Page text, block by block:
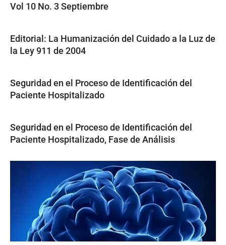
Vol 10 No. 3 Septiembre
Editorial: La Humanización del Cuidado a la Luz de
la Ley 911 de 2004
Seguridad en el Proceso de Identificación del
Paciente Hospitalizado
Seguridad en el Proceso de Identificación del
Paciente Hospitalizado, Fase de Análisis